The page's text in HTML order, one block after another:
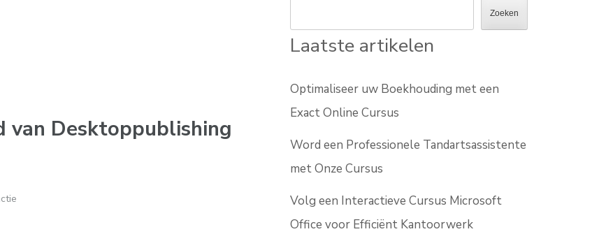
van Desktoppublishing
Zoeken
Laatste artikelen
Optimaliseer uw Boekhouding met een
Exact Online Cursus
Word een Professionele Tandartsassistente
met Onze Cursus
Volg een Interactieve Cursus Microsoft
Office voor Efficiënt Kantoorwerk